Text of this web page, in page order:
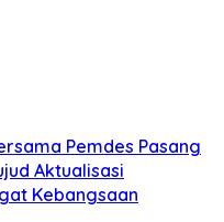
Pemdes Pasang
Aktualisasi
Kebangsaan